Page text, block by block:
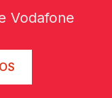
Vodafone